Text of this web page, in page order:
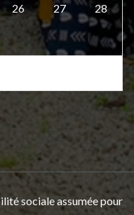
26 27 28
sociale assumée pour